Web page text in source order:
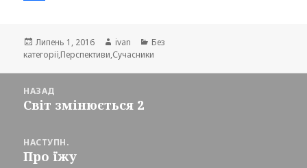
o
o
k
t
e
r
i
l
a
r
e
Опубліковано
Липень 1, 2016 Автор
ivan Категорії
Без
категорії,Перспективи,Сучасники
записів
НАЗАД
Попередній
Світ змінюється 2
НАСТУПН.
Наступний
Про їжу